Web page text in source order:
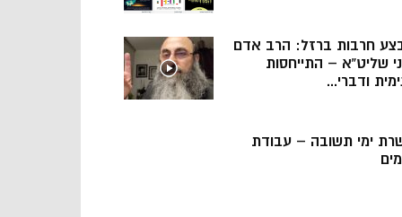
חרבות ברזל: הרב אדם
שליט”א – התייחסות
ודברי...
ימי תשובה – עבודת